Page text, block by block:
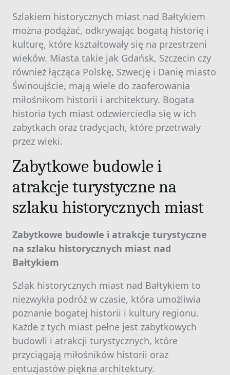
Szlakiem historycznych miast nad Bałtykiem
można podążać, odkrywając bogatą historię i
kulturę, które kształtowały się na przestrzeni
wieków. Miasta takie jak Gdańsk, Szczecin czy
również łącząca Polskę, Szwecję i Danię miasto
Świnoujście, mają wiele do zaoferowania
miłośnikom historii i architektury. Bogata
historia tych miast odzwierciedla się w ich
zabytkach oraz tradycjach, które przetrwały
przez wieki.
Zabytkowe budowle i
atrakcje turystyczne na
szlaku historycznych miast
Zabytkowe budowle i atrakcje turystyczne
na szlaku historycznych miast nad
Bałtykiem
Szlak historycznych miast nad Bałtykiem to
niezwykła podróż w czasie, która umożliwia
poznanie bogatej historii i kultury regionu.
Każde z tych miast pełne jest zabytkowych
budowli i atrakcji turystycznych, które
przyciągają miłośników historii oraz
entuzjastów piękna architektury.